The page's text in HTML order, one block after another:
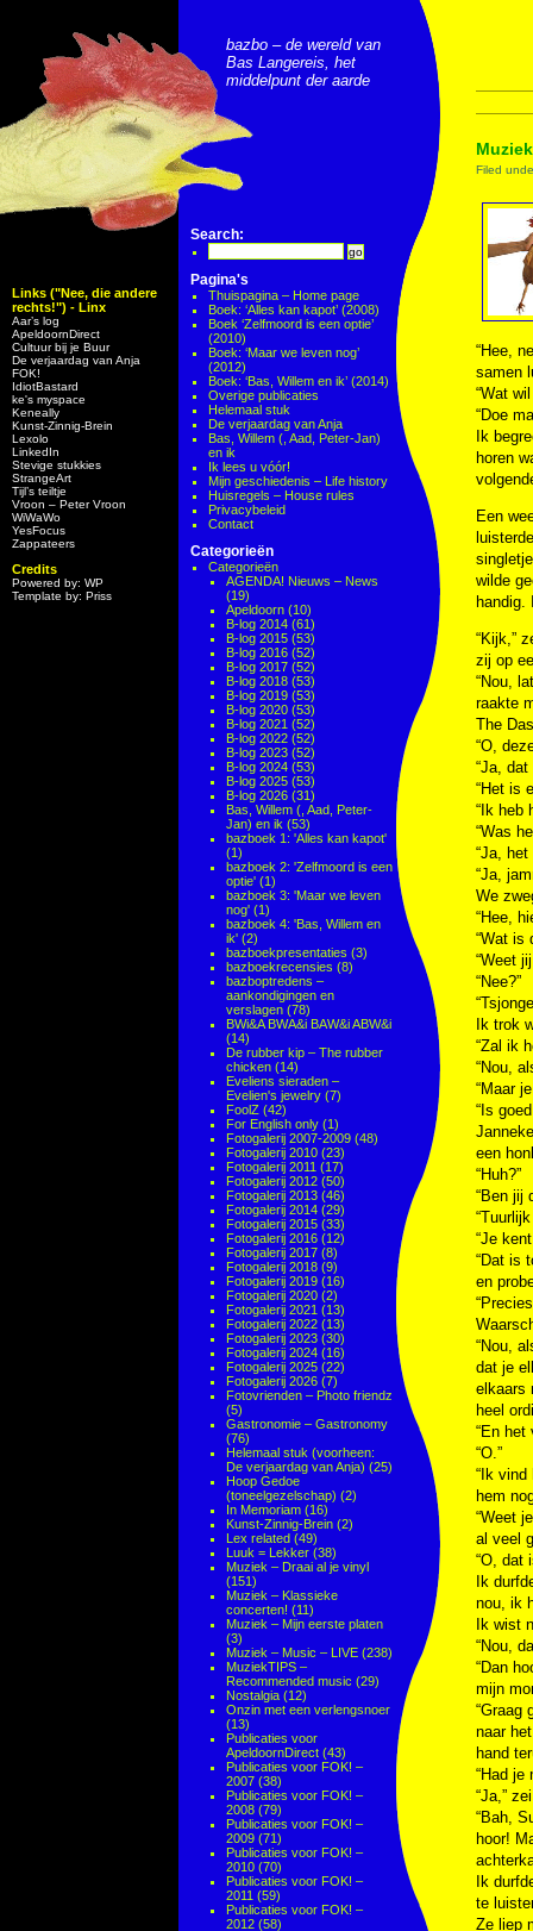
Links ("Nee, die andere
rechts!") - Linx
Aar’s log
ApeldoornDirect
Cultuur bij je Buur
De verjaardag van Anja
FOK!
IdiotBastard
ke's myspace
Keneally
Kunst-Zinnig-Brein
Lexolo
LinkedIn
Stevige stukkies
StrangeArt
Tijl’s teiltje
Vroon – Peter Vroon
WiWaWo
YesFocus
Zappateers
Credits
Powered by: WP
Template by: Priss
bazbo – de wereld van
Bas Langereis, het
middelpunt der aarde
Search:
Pagina's
Thuispagina – Home page
Boek: ‘Alles kan kapot’ (2008)
Boek ‘Zelfmoord is een optie’
(2010)
Boek: ‘Maar we leven nog’
(2012)
Boek: ‘Bas, Willem en ik’ (2014)
Overige publicaties
Helemaal stuk
De verjaardag van Anja
Bas, Willem (, Aad, Peter-Jan)
en ik
Ik lees u vóór!
Mijn geschiedenis – Life history
Huisregels – House rules
Privacybeleid
Contact
Categorieën
Categorieën
AGENDA! Nieuws – News
(19)
Apeldoorn (10)
B-log 2014 (61)
B-log 2015 (53)
B-log 2016 (52)
B-log 2017 (52)
B-log 2018 (53)
B-log 2019 (53)
B-log 2020 (53)
B-log 2021 (52)
B-log 2022 (52)
B-log 2023 (52)
B-log 2024 (53)
B-log 2025 (53)
B-log 2026 (31)
Bas, Willem (, Aad, Peter-
Jan) en ik (53)
bazboek 1: 'Alles kan kapot'
(1)
bazboek 2: 'Zelfmoord is een
optie' (1)
bazboek 3: 'Maar we leven
nog' (1)
bazboek 4: 'Bas, Willem en
ik' (2)
bazboekpresentaties (3)
bazboekrecensies (8)
bazboptredens –
aankondigingen en
verslagen (78)
BWi&A BWA&i BAW&i ABW&i
(14)
De rubber kip – The rubber
chicken (14)
Eveliens sieraden –
Evelien's jewelry (7)
FoolZ (42)
For English only (1)
Fotogalerij 2007-2009 (48)
Fotogalerij 2010 (23)
Fotogalerij 2011 (17)
Fotogalerij 2012 (50)
Fotogalerij 2013 (46)
Fotogalerij 2014 (29)
Fotogalerij 2015 (33)
Fotogalerij 2016 (12)
Fotogalerij 2017 (8)
Fotogalerij 2018 (9)
Fotogalerij 2019 (16)
Fotogalerij 2020 (2)
Fotogalerij 2021 (13)
Fotogalerij 2022 (13)
Fotogalerij 2023 (30)
Fotogalerij 2024 (16)
Fotogalerij 2025 (22)
Fotogalerij 2026 (7)
Fotovrienden – Photo friendz
(5)
Gastronomie – Gastronomy
(76)
Helemaal stuk (voorheen:
De verjaardag van Anja) (25)
Hoop Gedoe
(toneelgezelschap) (2)
In Memoriam (16)
Kunst-Zinnig-Brein (2)
Lex related (49)
Luuk = Lekker (38)
Muziek – Draai al je vinyl
(151)
Muziek – Klassieke
concerten! (11)
Muziek – Mijn eerste platen
(3)
Muziek – Music – LIVE (238)
MuziekTIPS –
Recommended music (29)
Nostalgia (12)
Onzin met een verlengsnoer
(13)
Publicaties voor
ApeldoornDirect (43)
Publicaties voor FOK! –
2007 (38)
Publicaties voor FOK! –
2008 (79)
Publicaties voor FOK! –
2009 (71)
Publicaties voor FOK! –
2010 (70)
Publicaties voor FOK! –
2011 (59)
Publicaties voor FOK! –
2012 (58)
Filed
“Hee,
samen
“Wat
“Doe
Ik
horen
Een
wilde
handig.
“Kijk,”
zij op
“Nou,
raakte
The
“O,
“Ja,
“Het is
“Ik heb
“Was
“Ja,
“Ja,
We
“Hee,
“Wat is
“Weet
“Nee?”
Ik trok
“Zal ik
“Nou,
“Maar
“Is
een
“Huh?”
“Ben jij
“Je
“Dat is
en
“Nou,
dat je
elkaars
heel
“En
“O.”
“Ik vind
hem
“Weet
al veel
“O, dat
Ik
nou, ik
Ik wist
“Nou,
“Dan
mijn
“Graag
naar
hand
“Had je
“Ja,”
“Bah,
hoor!
Ik
te
Ze liep